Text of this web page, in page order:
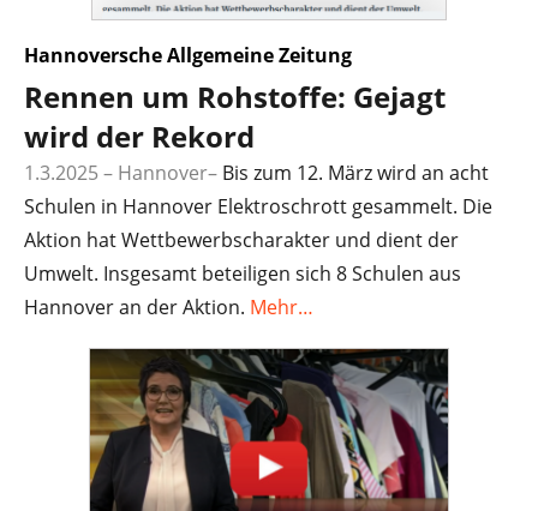
Hannoversche Allgemeine Zeitung
Rennen um Rohstoffe: Gejagt
wird der Rekord
1.3.2025 – Hannover– Bis zum 12. März wird an acht
Schulen in Hannover Elektroschrott gesammelt. Die
Aktion hat Wettbewerbscharakter und dient der
Umwelt. Insgesamt beteiligen sich 8 Schulen aus
Hannover an der Aktion. Mehr…